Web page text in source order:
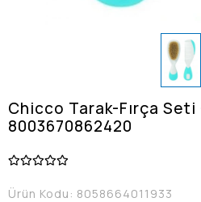
Chicco Tarak-Fırça Seti
8003670862420
Ürün Kodu: 8058664011933